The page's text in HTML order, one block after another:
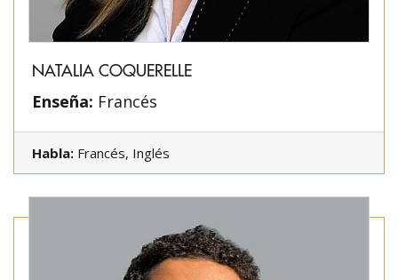
NATALIA COQUERELLE
Enseña: Francés
Habla: Francés, Inglés